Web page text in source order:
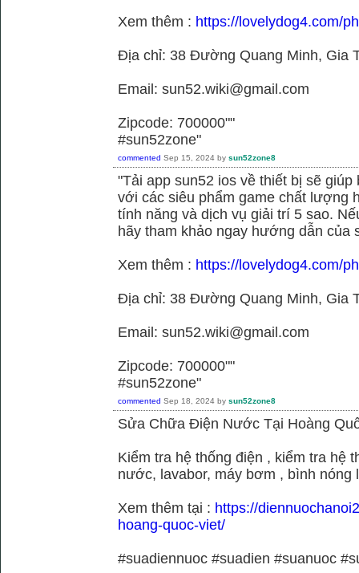
Xem thêm : https://lovelydog4.com/
Địa chỉ: 38 Đường Quang Minh, Gia
Email: sun52.wiki@gmail.com
Zipcode: 700000""
#sun52zone"
commented Sep 15, 2024 by sun52zone8
"Tải app sun52 ios về thiết bị sẽ
với các siêu phẩm game chất lượng
tính năng và dịch vụ giải trí 5 sao.
hãy tham khảo ngay hướng dẫn của
Xem thêm : https://lovelydog4.com/
Địa chỉ: 38 Đường Quang Minh, Gia
Email: sun52.wiki@gmail.com
Zipcode: 700000""
#sun52zone"
commented Sep 18, 2024 by sun52zone8
Sửa Chữa Điện Nước Tại Hoàng
Kiểm tra hệ thống điện , kiểm tra hệ
nước, lavabor, máy bơm , bình nóng
Xem thêm tại : https://
hoang-quoc-viet/
#suadiennuoc #suadien #suanuoc